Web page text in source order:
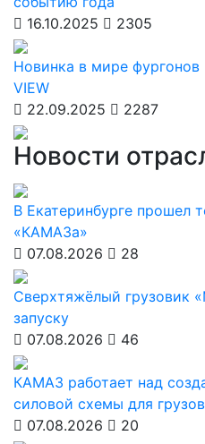
16.10.2025
2305
Новинка в мире фургонов
VIEW
22.09.2025
2287
Новости
В Екатеринбурге прошел
«КАМАЗа»
07.08.2026
28
Сверхтяжёлый грузовик
запуску
07.08.2026
46
КАМАЗ работает над
силовой схемы для
07.08.2026
20